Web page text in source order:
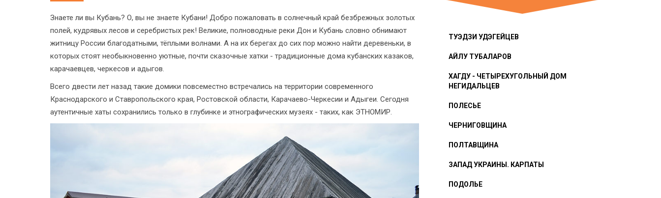
Знаете ли вы Кубань? О, вы не знаете Кубани! Добро пожаловать в солнечный край безбрежных золотых
полей, кудрявых лесов и серебристых рек! Великие, полноводные реки Дон и Кубань словно обнимают
житницу России благодатными, тёплыми волнами. А на их берегах до сих пор можно найти деревеньки, в
которых стоят необыкновенно уютные, почти сказочные хатки - традиционные дома кубанских казаков,
карачаевцев, черкесов и адыгов.
Всего двести лет назад такие домики повсеместно встречались на территории современного
Краснодарского и Ставропольского края, Ростовской области, Карачаево-Черкесии и Адыгеи. Сегодня
аутентичные хаты сохранились только в глубинке и этнографических музеях - таких, как ЭТНОМИР.
ТУЭДЗИ УДЭГЕЙЦЕВ
АЙЛУ ТУБАЛАРОВ
ХАГДУ - ЧЕТЫРЕХУГОЛЬНЫЙ ДОМ
НЕГИДАЛЬЦЕВ
ПОЛЕСЬЕ
ЧЕРНИГОВЩИНА
ПОЛТАВЩИНА
ЗАПАД УКРАИНЫ. КАРПАТЫ
ПОДОЛЬЕ